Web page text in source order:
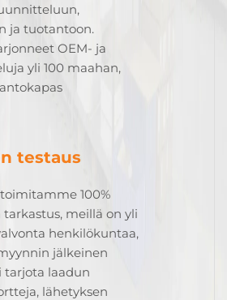
ja tuotantoon.
OEM- ja
yli 100 maahan,
testaus
100%
meillä on yli
henkilökuntaa,
jälkeinen
tarjota laadun
lähetyksen